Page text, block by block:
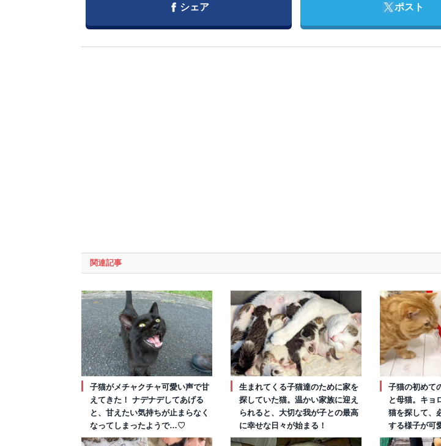
Facebook
シェア Twitter
ポスト
関連記事
子猫がメチャクチャ可愛い声で甘
えてきた！ ナデナデしてあげる
と、甘えたい気持ちが止まらなく
なってしまったようで…♡
生まれてくる子猫達のために家を
探していた猫。温かい家族に迎え
られると、大切な我が子との最高
に幸せな日々が始まる！
子猫の初めて
と母猫。キョ
猫を探して、
する様子が可